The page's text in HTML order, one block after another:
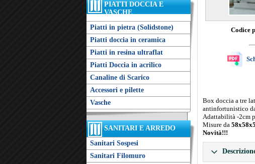
PIATTI DOCCIA E
VASCHE
Piatti in pietra (Solidstone)
Piatti doccia in ceramica
Piatti in resina ultraflat
Piatti Doccia in acrilico
Canaline di Scarico
Accessori e pilette
Vasche
SANITARI E ARREDO
Sanitari Sospesi
Sanitari Filomuro
Codice
Box doccia a tre
antinfortunistico
Adattabilità -2cm
Misure da
Novità!!!